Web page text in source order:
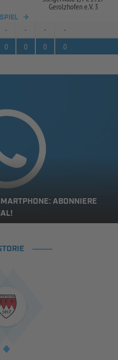
Gerolzhofen e.V. 3
- - -
-
0 0 0 0
ABONNIERE